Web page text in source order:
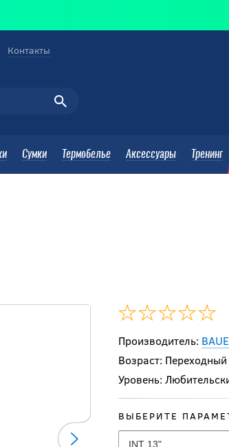
Сумки Термобелье Аксессуары Тренинг
Контакты
Производитель:
Возраст:
Уровень:
ВЫБЕРИТЕ